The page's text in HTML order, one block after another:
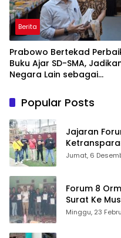
Berita
Prabowo Bertekad
Buku Ajar SD-SMA,
Negara Lain sebagai
Popular Posts
Jajaran
Damkar Di
Jumat, 6
Forum 8
Surat Ke
Matel di
Minggu, 23